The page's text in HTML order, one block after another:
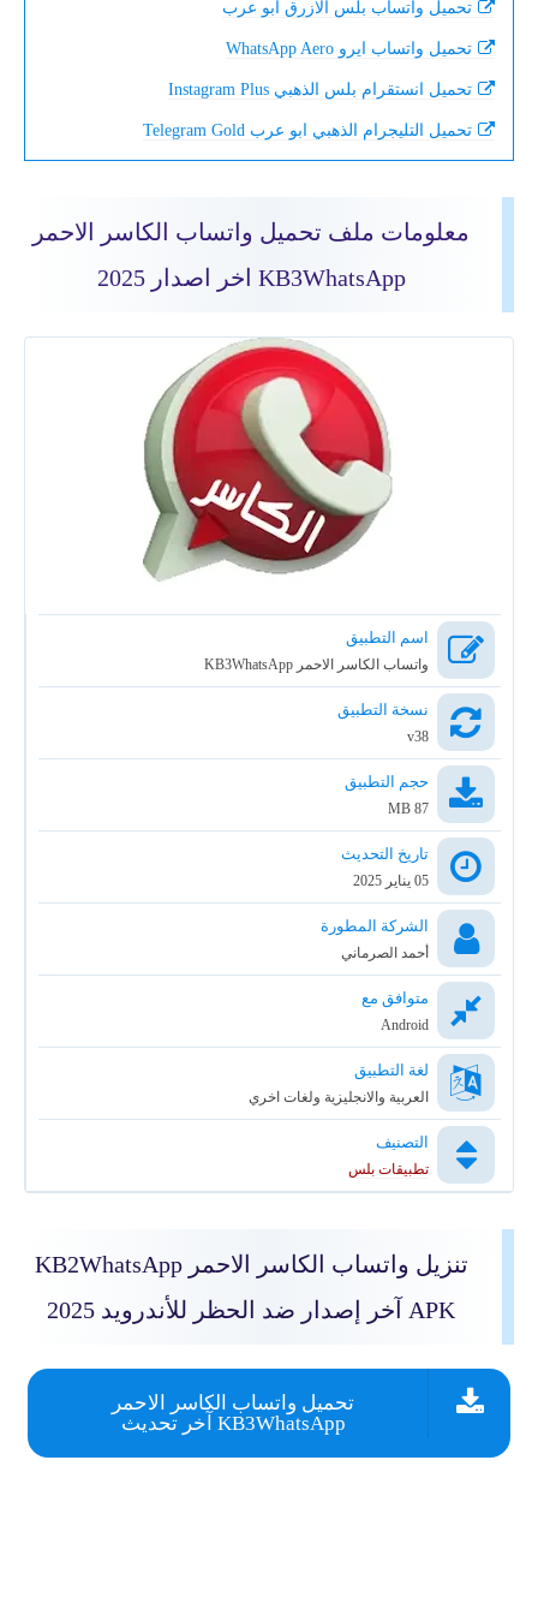
تحميل واتساب بلس الازرق ابو عرب
تحميل واتساب ايرو WhatsApp Aero
تحميل انستقرام بلس الذهبي Instagram Plus
تحميل التليجرام الذهبي ابو عرب Telegram Gold
معلومات ملف تحميل واتساب الكاسر الاحمر
KB3WhatsApp اخر اصدار 2025
اسم التطبيق
واتساب الكاسر الاحمر KB3WhatsApp
نسخة التطبيق
v38
حجم التطبيق
87 MB
تاريخ التحديث
05 يناير 2025
الشركة المطورة
أحمد الصرماني
متوافق مع
Android
لغة التطبيق
العربية والانجليزية ولغات اخري
التصنيف
تطبيقات بلس
تنزيل واتساب الكاسر الاحمرKB2WhatsApp
APK آخر إصدار ضد الحظر للأندرويد 2025
تحميل واتساب الكاسر الاحمر
KB3WhatsApp آخر تحديث